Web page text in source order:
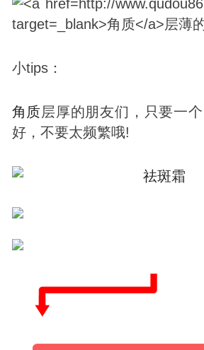
小tips：
角质层厚的朋友们，只要一
好，不要太频繁哦!